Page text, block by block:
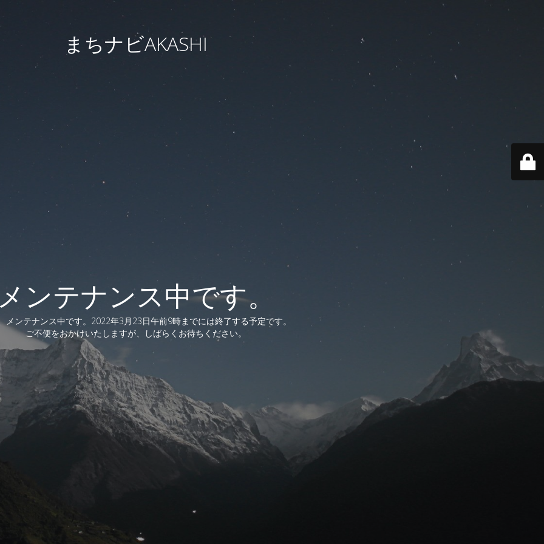
まちナビAKASHI
ンテナンス中です。
メンテナンス中です。2022年3月23日午前9時までには終了する予定です。
ご不便をおかけいたしますが、しばらくお待ちください。